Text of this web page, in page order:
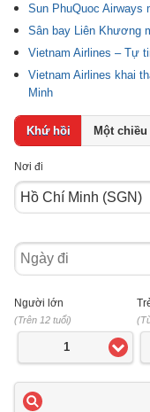
Sun PhuQuoc
Sân bay Liên Khương
Vietnam Airlines – Tự
Vietnam Airlines khai
Minh
Khứ hồi Một chiều
Nơi đi
Ngày
đi
Người lớn
(Trên 12 tuổi)
1